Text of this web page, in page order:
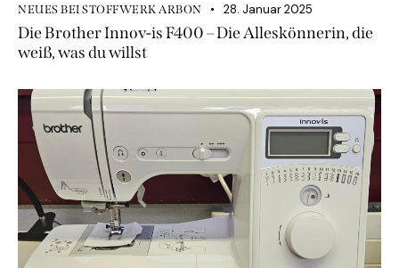
NEUES BEI STOFFWERK ARBON 28. Januar 2025
Die Brother Innov-is F400 – Die Alleskönnerin, die
weiß, was du willst